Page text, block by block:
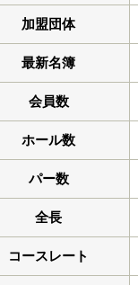
加盟団体
最新名簿
会員数
ホール数
パー数
全長
コースレート